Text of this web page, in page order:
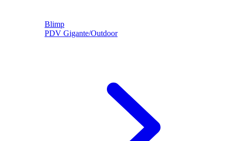
Blimp
PDV Gigante/Outdoor